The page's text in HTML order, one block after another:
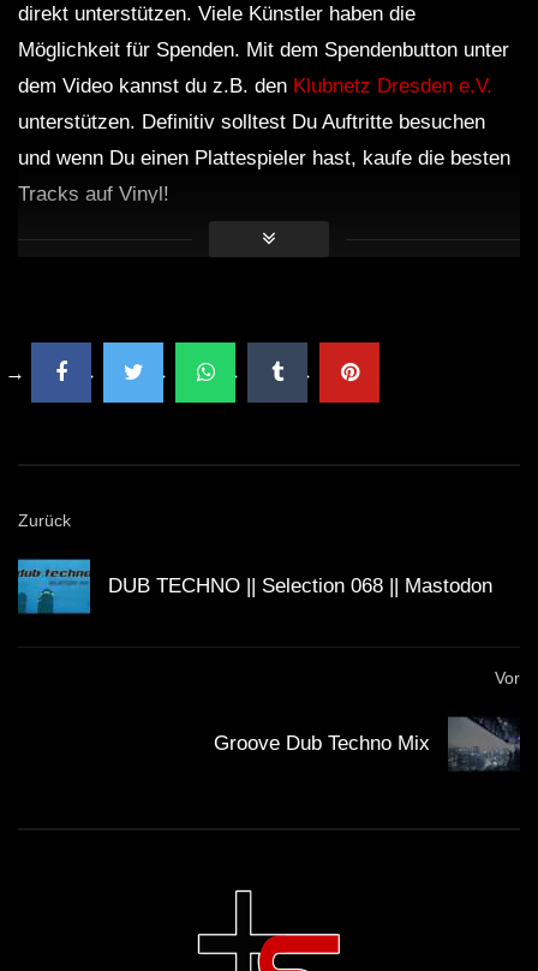
direkt unterstützen. Viele Künstler haben die
Möglichkeit für Spenden. Mit dem Spendenbutton unter
dem Video kannst du z.B. den Klubnetz Dresden e.V.
unterstützen. Definitiv solltest Du Auftritte besuchen
und wenn Du einen Plattespieler hast, kaufe die besten
Tracks auf Vinyl!
Zurück
DUB TECHNO || Selection 068 || Mastodon
Vor
Groove Dub Techno Mix